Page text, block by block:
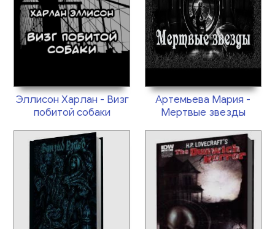
Эллисон Харлан - Визг
побитой собаки
Артемьева Мария -
Мертвые звезды